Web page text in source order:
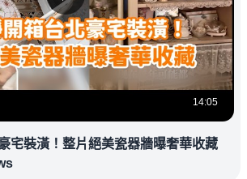
14:05
宅裝潢！整片絕美瓷器牆曝奢華收藏